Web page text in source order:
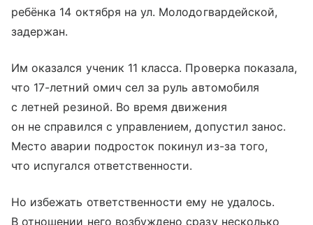
ребёнка 14 октября на ул. Молодогвардейской,
задержан.
Им оказался ученик 11 класса. Проверка показала,
что 17-летний омич сел за руль автомобиля
с летней резиной. Во время движения
он не справился с управлением, допустил занос.
Место аварии подросток покинул из-за того,
что испугался ответственности.
Но избежать ответственности ему не удалось.
В отношении него возбуждено сразу несколько